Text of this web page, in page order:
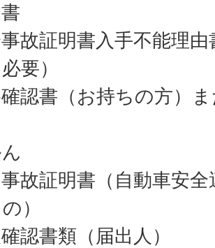
故証明書入手不能理
要）
認書（お持ちの方）
故証明書（自動車安
）
認書類（届出人）